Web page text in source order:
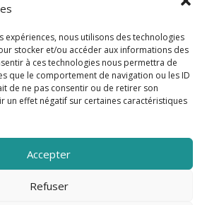
expériences, nous utilisons des technologies
stocker et/ou accéder aux informations des
à ces technologies nous permettra de
que le comportement de navigation ou les ID
de ne pas consentir ou de retirer son
un effet négatif sur certaines caractéristiques
Accepter
Refuser